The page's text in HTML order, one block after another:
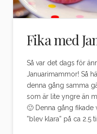
Fika med
Så var det dags för
Januarimammor! Så
denna gång samma
som är lite yngre än
🙂 Denna gång fikade
”blev klara” på ca 2.5